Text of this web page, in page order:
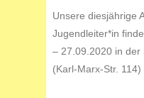
Unsere diesjährige
Jugendleiter*in
– 27.09.2020 in der
(Karl-Marx-Str. 114)